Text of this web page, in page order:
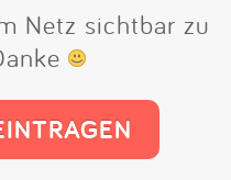
Netz sichtbar zu